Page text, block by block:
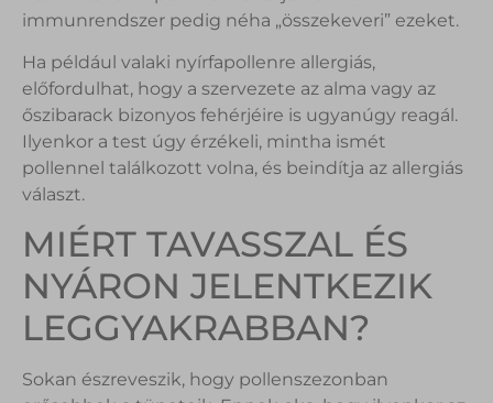
immunrendszer pedig néha „összekeveri” ezeket.
Ha például valaki nyírfapollenre allergiás,
előfordulhat, hogy a szervezete az alma vagy az
őszibarack bizonyos fehérjéire is ugyanúgy reagál.
Ilyenkor a test úgy érzékeli, mintha ismét
pollennel találkozott volna, és beindítja az allergiás
választ.
MIÉRT TAVASSZAL ÉS
NYÁRON JELENTKEZIK
LEGGYAKRABBAN?
Sokan észreveszik, hogy pollenszezonban